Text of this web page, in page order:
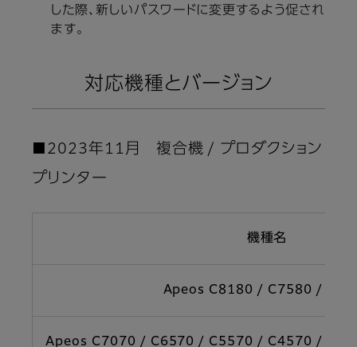
した際、新しいパスワードに変更するよう促され
ます。
対応機種とバージョン
■2023年11月 複合機 / プロダクション
プリンター
機種名
Apeos C8180 / C7580 /
Apeos C7070 / C6570 / C5570 / C4570 /